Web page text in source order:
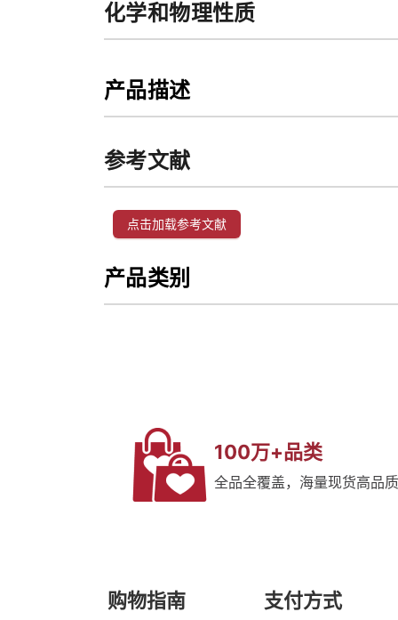
化学和物理性质
产品描述
参考文献
点击加载参考文献
产品类别
100万+品类
全品全覆盖，海量现货高品
购物指南 支付方式